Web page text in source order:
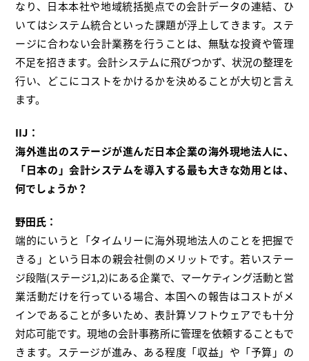
なり、日本本社や地域統括拠点での会計データの連結、ひ
いてはシステム統合といった課題が浮上してきます。ステ
ージに合わない会計業務を行うことは、無駄な投資や管理
不足を招きます。会計システムに飛びつかず、状況の整理を
行い、どこにコストをかけるかを決めることが大切と言え
ます。
IIJ：
海外進出のステージが進んだ日本企業の海外現地法人に、
「日本の」会計システムを導入する最も大きな効用とは、
何でしょうか？
野田氏：
端的にいうと「タイムリーに海外現地法人のことを把握で
きる」という日本の親会社側のメリットです。若いステー
ジ段階(ステージ1,2)にある企業で、マーケティング活動と営
業活動だけを行っている場合、本国への報告はコストがメ
インであることが多いため、表計算ソフトウェアでも十分
対応可能です。現地の会計事務所に管理を依頼することもで
きます。ステージが進み、ある程度「収益」や「予算」の